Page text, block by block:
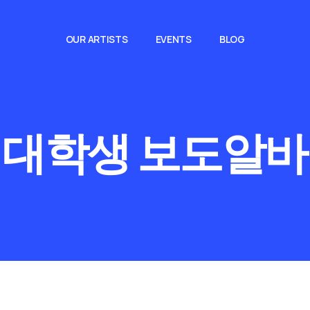
OUR ARTISTS EVENTS BLOG
대학생 보도알